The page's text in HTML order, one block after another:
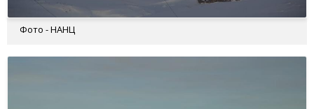
Фото - НАНЦ